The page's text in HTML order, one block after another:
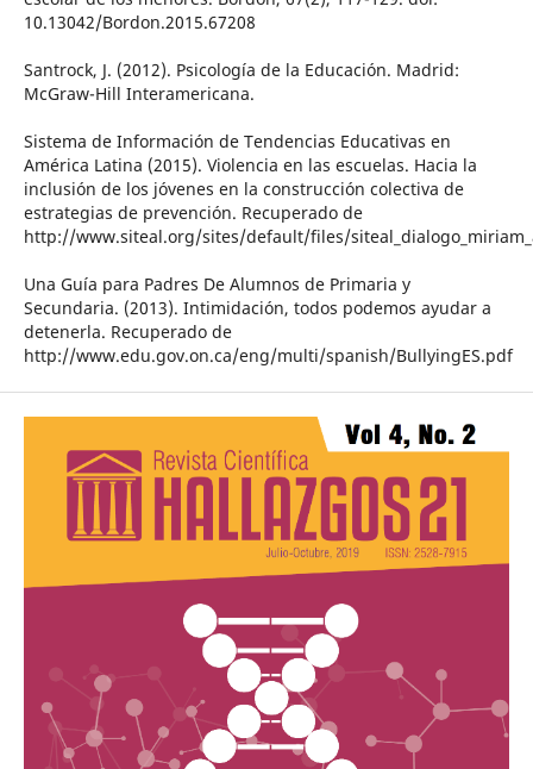
10.13042/Bordon.2015.67208
Santrock, J. (2012). Psicología de la Educación. Madrid:
McGraw-Hill Interamericana.
Sistema de Información de Tendencias Educativas en
América Latina (2015). Violencia en las escuelas. Hacia la
inclusión de los jóvenes en la construcción colectiva de
estrategias de prevención. Recuperado de
http://www.siteal.org/sites/default/files/
Una Guía para Padres De Alumnos de Primaria y
Secundaria. (2013). Intimidación, todos podemos ayudar a
detenerla. Recuperado de
http://www.edu.gov.on.ca/eng/multi/spanish/BullyingES.pdf